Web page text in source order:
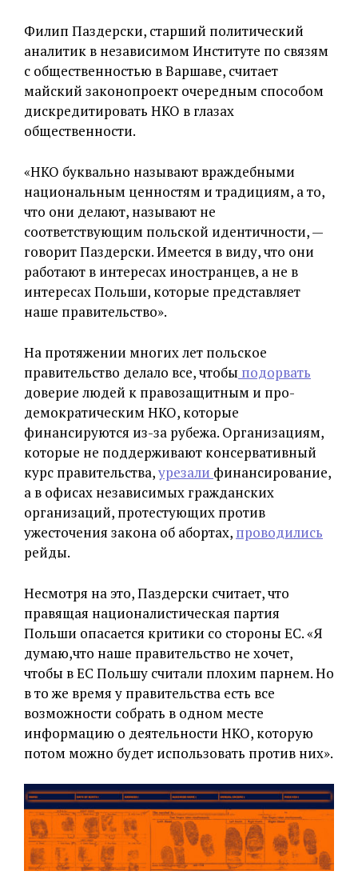
Филип Паздерски, старший политический
аналитик в независимом Институте по связям
с общественностью в Варшаве, считает
майский законопроект очередным способом
дискредитировать НКО в глазах
общественности.
«НКО буквально называют враждебными
национальным ценностям и традициям, а то,
что они делают, называют не
соответствующим польской идентичности, —
говорит Паздерски. Имеется в виду, что они
работают в интересах иностранцев, а не в
интересах Польши, которые представляет
наше правительство».
На протяжении многих лет польское
правительство делало все, чтобы подорвать
доверие людей к правозащитным и про-
демократическим НКО, которые
финансируются из-за рубежа. Организациям,
которые не поддерживают консервативный
курс правительства,урезали финансирование,
а в офисах независимых гражданских
организаций, протестующих против
ужесточения закона об абортах, проводились
рейды.
Несмотря на это, Паздерски считает, что
правящая националистическая партия
Польши опасается критики со стороны ЕС. «Я
думаю,что наше правительство не хочет,
чтобы в ЕС Польшу считали плохим парнем. Но
в то же время у правительства есть все
возможности собрать в одном месте
информацию о деятельности НКО, которую
потом можно будет использовать против них».